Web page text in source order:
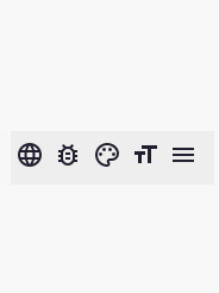
language bug_report color_lens format_size menu